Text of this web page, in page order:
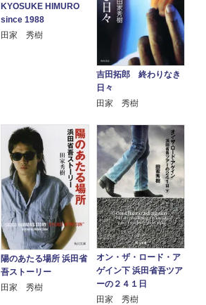
KYOSUKE HIMURO
since 1988
田家 秀樹
吉田拓郎 終わりなき
日々
田家 秀樹
陽のあたる場所 浜田省
吾ストーリー
田家 秀樹
オン・ザ・ロード・ア
ゲイン下 浜田省吾ツア
ーの２４１日
田家 秀樹